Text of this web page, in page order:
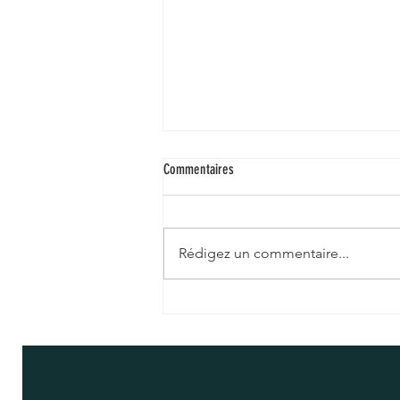
Commentaires
Rédigez un commentaire...